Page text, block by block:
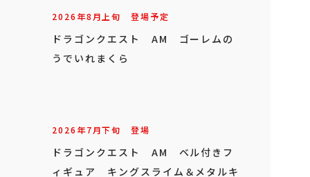
2026年8月上旬 登場予定
ドラゴンクエスト AM ゴーレムの
うでいれまくら
2026年7月下旬 登場
ドラゴンクエスト AM ベル付きフ
ィギュア キングスライム＆メタルキ